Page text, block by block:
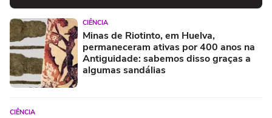
CIÊNCIA
Minas de Riotinto, em Huelva,
permaneceram ativas por 400 anos na
Antiguidade: sabemos disso graças a
algumas sandálias
CIÊNCIA